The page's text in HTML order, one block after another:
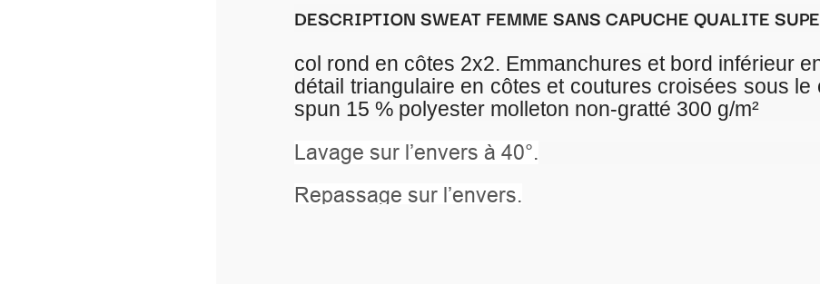
DESCRIPTION SWEAT FEMME SANS CAPUCHE QUALITE SUPERIEURE
col rond en côtes 2x2. Emmanchures et bord inférieur en côtes 2x2
détail triangulaire en côtes et coutures croisées sous le col point de
spun 15 % polyester molleton non-gratté 300 g/m²
Lavage sur l’envers à 40°.
Repassage sur l’envers.